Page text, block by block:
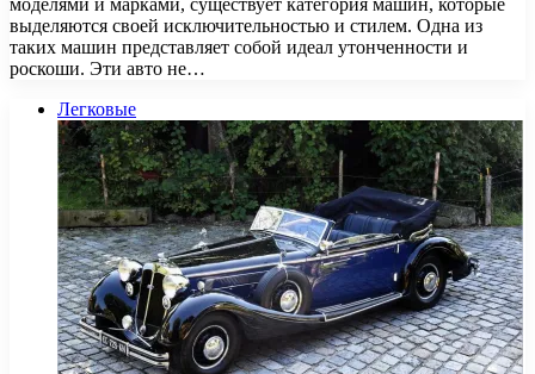
выделяются своей исключительностью и стилем. Одна из
таких машин представляет собой идеал утонченности и
роскоши. Эти авто не…
Легковые